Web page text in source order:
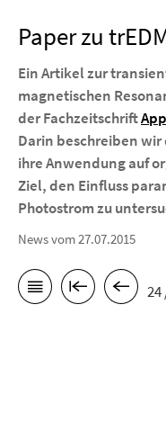
Paper zu
Ein Artikel zur
magnetischen
der Fachzeitschrift
Darin beschreiben wir
ihre Anwendung auf
Ziel, den Einfluss
Photostrom zu
News vom 27.07.2015
24